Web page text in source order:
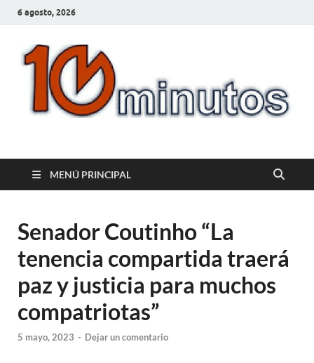
6 agosto, 2026
10minutos.com.uy
MENÚ PRINCIPAL
Senador Coutinho “La
tenencia compartida traerá
paz y justicia para muchos
compatriotas”
5 mayo, 2023 - Dejar un comentario